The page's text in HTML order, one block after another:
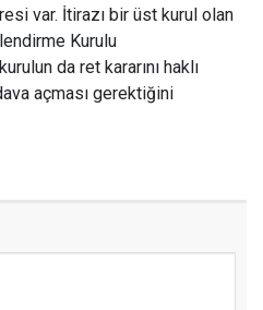
var. İtirazı bir üst kurul olan
Kurulu
da ret kararını haklı
açması gerektiğini